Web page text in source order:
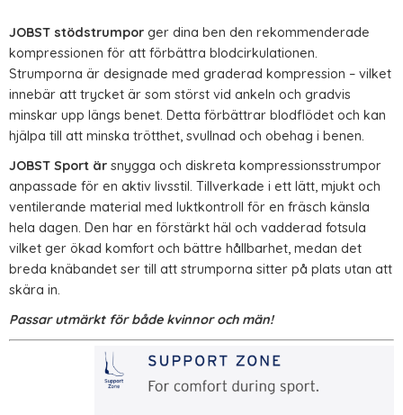
JOBST stödstrumpor ger dina ben den rekommenderade
kompressionen för att förbättra blodcirkulationen.
Strumporna är designade med graderad kompression – vilket
innebär att trycket är som störst vid ankeln och gradvis
minskar upp längs benet. Detta förbättrar blodflödet och kan
hjälpa till att minska trötthet, svullnad och obehag i benen.
JOBST Sport är snygga och diskreta kompressionsstrumpor
anpassade för en aktiv livsstil. Tillverkade i ett lätt, mjukt och
ventilerande material med luktkontroll för en fräsch känsla
hela dagen. Den har en förstärkt häl och vadderad fotsula
vilket ger ökad komfort och bättre hållbarhet, medan det
breda knäbandet ser till att strumporna sitter på plats utan att
skära in.
Passar utmärkt för både kvinnor och män!